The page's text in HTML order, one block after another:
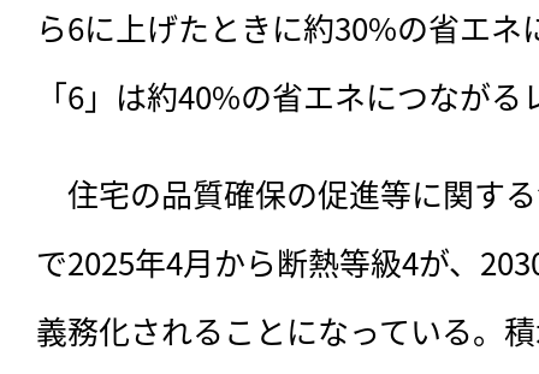
ら6に上げたときに約30%の省エネ
「6」は約40%の省エネにつなが
住宅の品質確保の促進等に関す
で2025年4月から断熱等級4が、
義務化されることになっている。